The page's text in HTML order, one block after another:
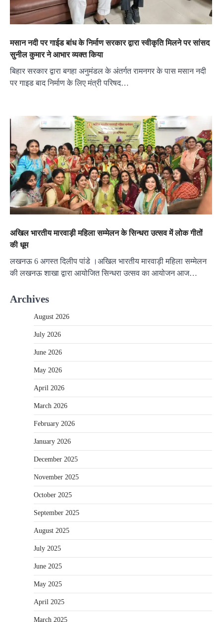
मसान नदी पर गाईड बांध के निर्माण सरकार द्वारा स्वीकृति मिलने पर सांसद
सुनील कुमार ने आभार व्यक्त किया
बिहार सरकार द्वारा बगहा अनुमंडल के अंतर्गत रामनगर के पास मसान नदी
पर गाइड बाद निर्माण के लिए मंत्री परिषद…
अखिल भारतीय मारवाड़ी महिला सम्मेलन के सिन्धरा उत्सव में लोक गीतों
की धूम
लखनऊ 6 अगस्त दिलीप पांडे ।अखिल भारतीय मारवाड़ी महिला सम्मेलन
की लखनऊ शाखा द्वारा आयोजित सिन्धरा उत्सव का आयोजन आज…
Archives
August 2026
July 2026
June 2026
May 2026
April 2026
March 2026
February 2026
January 2026
December 2025
November 2025
October 2025
September 2025
August 2025
July 2025
June 2025
May 2025
April 2025
March 2025